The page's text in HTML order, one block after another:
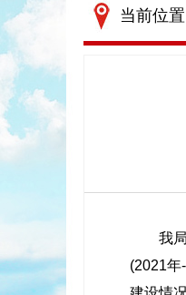
当前位置
我局高
(2021年